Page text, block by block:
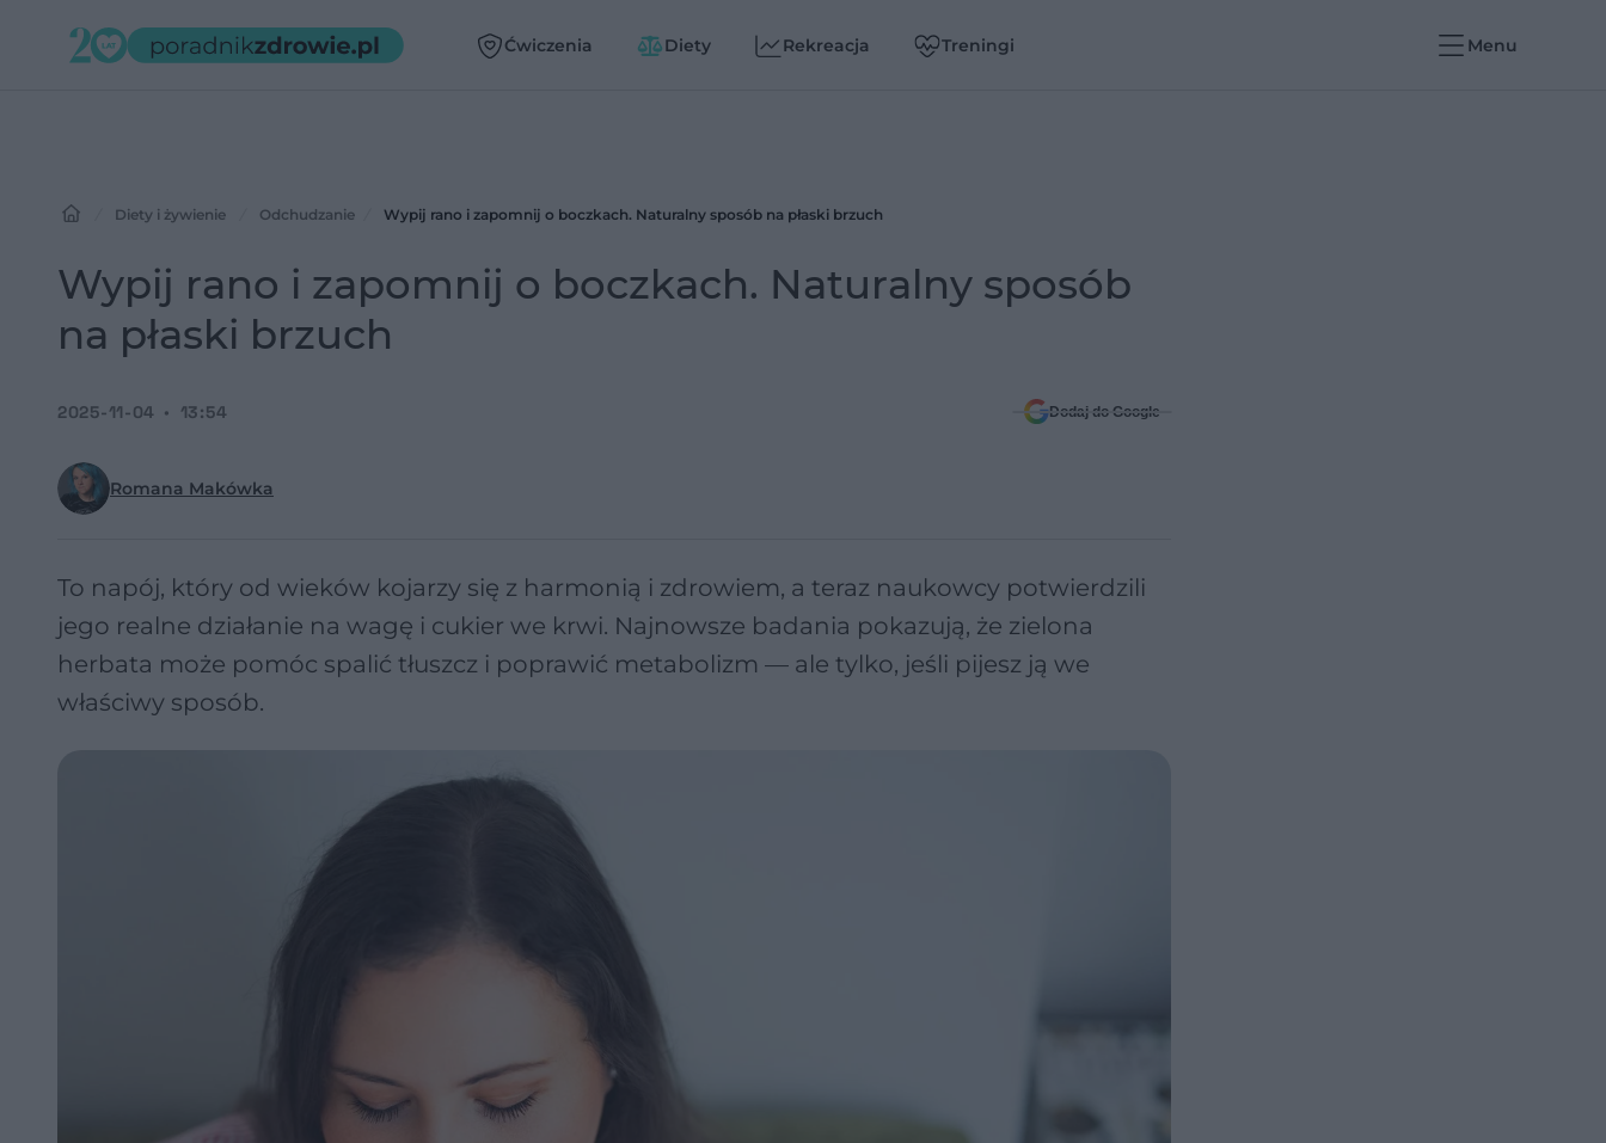
Ćwiczenia Diety Rekreacja Treningi Menu
Diety i żywienie Odchudzanie Wypij rano i zapomnij o boczkach. Naturalny sposób na płaski brzuch
Wypij rano i zapomnij o boczkach. Naturalny sposób
na płaski brzuch
Romana Makówka
2025-11-04 13:54 Dodaj do Google
To napój, który od wieków kojarzy się z harmonią i zdrowiem, a teraz naukowcy potwierdzili
jego realne działanie na wagę i cukier we krwi. Najnowsze badania pokazują, że zielona
herbata może pomóc spalić tłuszcz i poprawić metabolizm — ale tylko, jeśli pijesz ją we
właściwy sposób.